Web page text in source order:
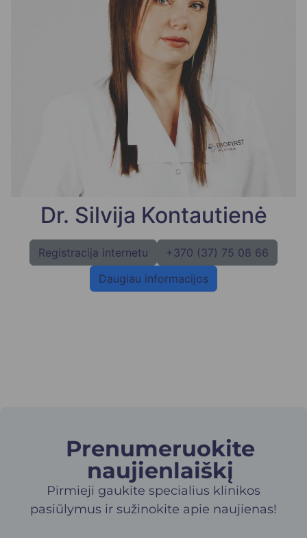
Dr. Silvija Kontautienė
Registracija internetu
+370 (37) 75 08 66
Daugiau informacijos
Prenumeruokite
naujienlaiškį​
Pirmieji gaukite specialius klinikos
pasiūlymus ir sužinokite apie naujienas!